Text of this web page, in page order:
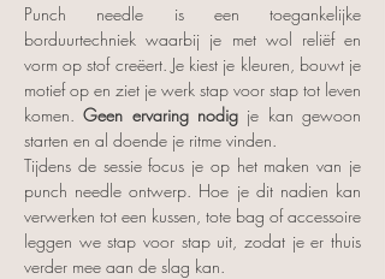
Punch needle is een toegankelijke
borduurtechniek waarbij je met wol reliëf en
vorm op stof creëert. Je kiest je kleuren, bouwt je
motief op en ziet je werk stap voor stap tot leven
komen. Geen ervaring nodig je kan gewoon
starten en al doende je ritme vinden.
Tijdens de sessie focus je op het maken van je
punch needle ontwerp. Hoe je dit nadien kan
verwerken tot een kussen, tote bag of accessoire
leggen we stap voor stap uit, zodat je er thuis
verder mee aan de slag kan.